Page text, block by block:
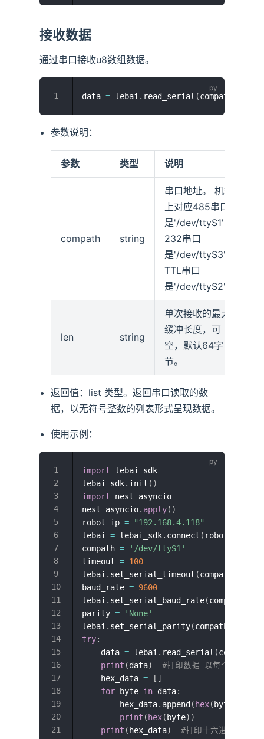
接收数据
通过串口接收u8数组数据。
data = lebai . read_serial (compath
参数说明：
参数 类型 说明
compath string
串口地址。 机箱
上对应485串口
是'/dev/ttyS1'，
232串口
是'/dev/ttyS3'，
TTL串口
是'/dev/ttyS2'
len string
单次接收的最大
缓冲长度，可
空，默认64字
节。
返回值：list 类型。返回串口读取的数
据，以无符号整数的列表形式呈现数据。
使用示例：
import lebai_sdk
lebai_sdk. init ( )
import nest_asyncio
nest_asyncio. apply( )
robot_ip =
"192.168.4.118"
lebai = lebai_sdk. connect ( robot_ip
compath =
'/dev/ttyS1'
timeout = 100
lebai . set_serial_timeout (compath
baud_rate = 9600
lebai . set_serial_baud_rate(compath
parity =
'None'
lebai . set_serial_parity(compath
try:
    data
= lebai . read_serial (compath
print (data)
#打印数据 以每个字节对
    hex_data
= [ ]
for byte in data:
        hex_data
. append(hex(byte
print (hex(byte) )
print (hex_data)
#打印十六进制形式